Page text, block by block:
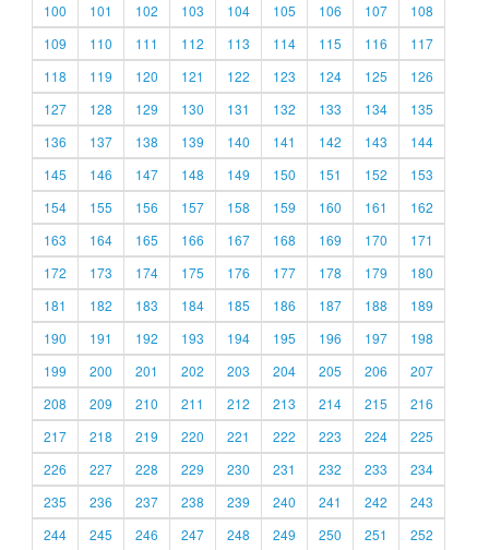
100
101 102 103 104 105 106 107
108
109
110 111 112 113 114 115 116
117
118
119 120 121 122 123 124 125
126
127
128 129 130 131 132 133 134
135
136
137 138 139 140 141 142 143
144
145
146 147 148 149 150 151 152
153
154
155 156 157 158 159 160 161
162
163
164 165 166 167 168 169 170
171
172
173 174 175 176 177 178 179
180
181
182 183 184 185 186 187 188
189
190
191 192 193 194 195 196 197
198
199
200 201 202 203 204 205 206
207
208
209 210 211 212 213 214 215
216
217
218 219 220 221 222 223 224
225
226
227 228 229 230 231 232 233
234
235
236 237 238 239 240 241 242
243
244
245 246 247 248 249 250 251 252